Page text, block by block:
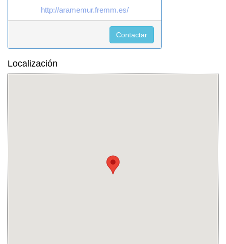
http://aramemur.fremm.es/
Contactar
Localización